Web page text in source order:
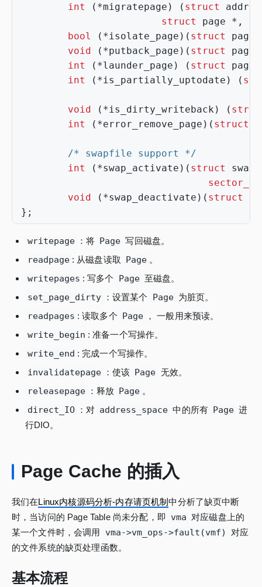
int
( *migratepage ) ( struct
struct
page * ,
bool
( *isolate_page )( struct page
void
( *putback_page )( struct page
int
( *launder_page ) ( struct page
int
( *is_partially_uptodate ) (
void
( *is_dirty_writeback ) (
int
( *error_remove_page )( struct
/* swapfile support */
int
( *swap_activate )( struct
sector_t
void
( *swap_deactivate )( struct
};
writepage ：将 Page 写回磁盘。
readpage : 从磁盘读取 Page 。
writepages : 写多个 Page 至磁盘。
set_page_dirty ：设置某个 Page 为脏页。
readpages : 读取多个 Page ， 一般用来预读。
write_begin : 准备一个写操作。
write_end : 完成一个写操作。
invalidatepage ：使该 Page 无效。
releasepage ：释放 Page 。
direct_IO ：对 address_space 中的所有 Page 进
行DIO。
Page Cache 的插入
我们在Linux内核源码分析-内存请页机制中分析了缺页中断
时，当访问的 Page Table 尚未分配，即
vma 对应磁盘上的
某一个文件时，会调用
vma->vm_ops->fault(vmf)
对应
的文件系统的缺页处理函数。
基本流程